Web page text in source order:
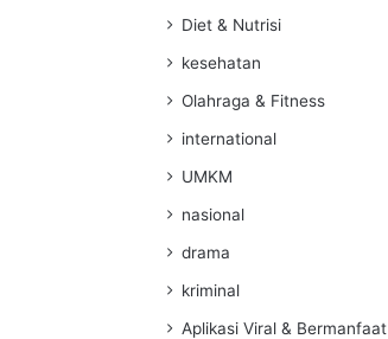
Diet & Nutrisi
kesehatan
Olahraga & Fitness
international
UMKM
nasional
drama
kriminal
Aplikasi Viral & Bermanfaat